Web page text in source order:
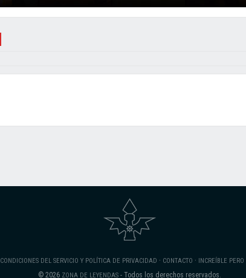
CONDICIONES DEL SERVICIO Y POLÍTICA DE PRIVACIDAD · CONTACTO · INCREÍBLE PERO
© 2026 ZONA DE LEYENDAS- Todos los derechos reservados.